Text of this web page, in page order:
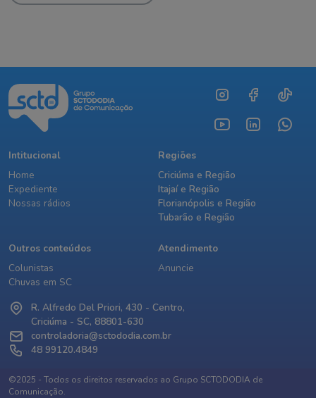
Intitucional
Home
Expediente
Nossas rádios
Regiões
Criciúma e Região
Itajaí e Região
Florianópolis e Região
Tubarão e Região
Outros conteúdos
Colunistas
Chuvas em SC
Atendimento
Anuncie
R. Alfredo Del Priori, 430 - Centro,
Criciúma - SC, 88801-630
controladoria@sctododia.com.br
48 99120.4849
©2025 - Todos os direitos reservados ao Grupo SCTODODIA de
Comunicação.